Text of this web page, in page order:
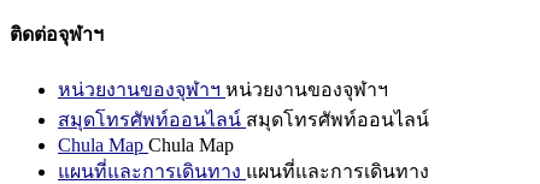
ติดต่อจุฬาฯ
หน่วยงานของจุฬาฯ หน่วยงานของจุฬาฯ
สมุดโทรศัพท์ออนไลน์ สมุดโทรศัพท์ออนไลน์
Chula Map Chula Map
แผนที่และการเดินทาง แผนที่และการเดินทาง